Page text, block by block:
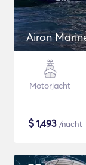
Airon
Motorjacht
$1,493 /nacht